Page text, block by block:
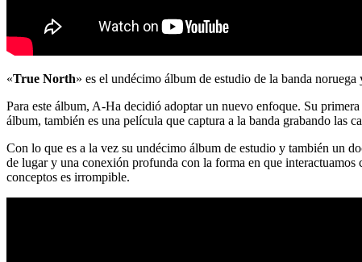
«True North» es el undécimo álbum de estudio de la banda
Para este álbum, A-Ha decidió adoptar un nuevo enfoque. Su
álbum, también es una película que captura a la banda grabando
Con lo que es a la vez su undécimo álbum de estudio y también un
de lugar y una conexión profunda con la forma en que
conceptos es irrompible.